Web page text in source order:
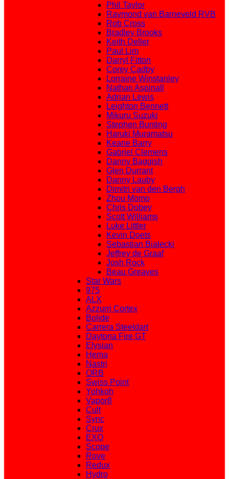
Phil Taylor
Raymond van Barneveld RVB
Rob Cross
Bradley Brooks
Keith Deller
Paul Lim
Darryl Fitton
Corey Cadby
Lorraine Winstanley
Nathan Aspinall
Adrian Lewis
Leighton Bennett
Mikuru Suzuki
Stephen Bunting
Haruki Muramatsu
Keane Barry
Gabriel Clemens
Danny Baggish
Glen Durrant
Danny Lauby
Dimitri van den Bergh
Zhou Momo
Chris Dobey
Scott Williams
Luke Littler
Kevin Doets
Sebastian Bialecki
Jeffrey de Graaf
Josh Rock
Beau Greaves
Star Wars
975
ALX
Azzurri Cortex
Bolide
Carrera Steeldart
Daytona Fire GT
Elysian
Hema
Nastri
ORB
Swiss Point
Yohkoh
Vapor8
Cult
Sync
Crux
EXO
Scope
Rove
Redux
Hydro